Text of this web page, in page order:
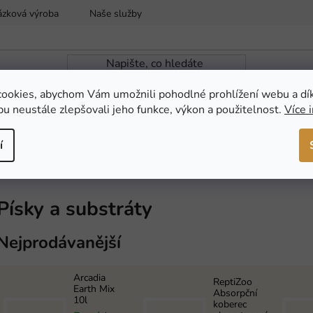
abychom Vám umožnili pohodlné prohlížení webu a
neustále zlepšovali jeho funkce, výkon a použitelnost. Více
výroba Naše služby
AKCE
a substráty
Arcadia
Earth Mix
10l
ReptiZoo
Absorpční
koberec